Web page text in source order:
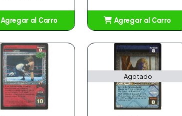
Agregar al Carro Agregar al Carro
Agotado